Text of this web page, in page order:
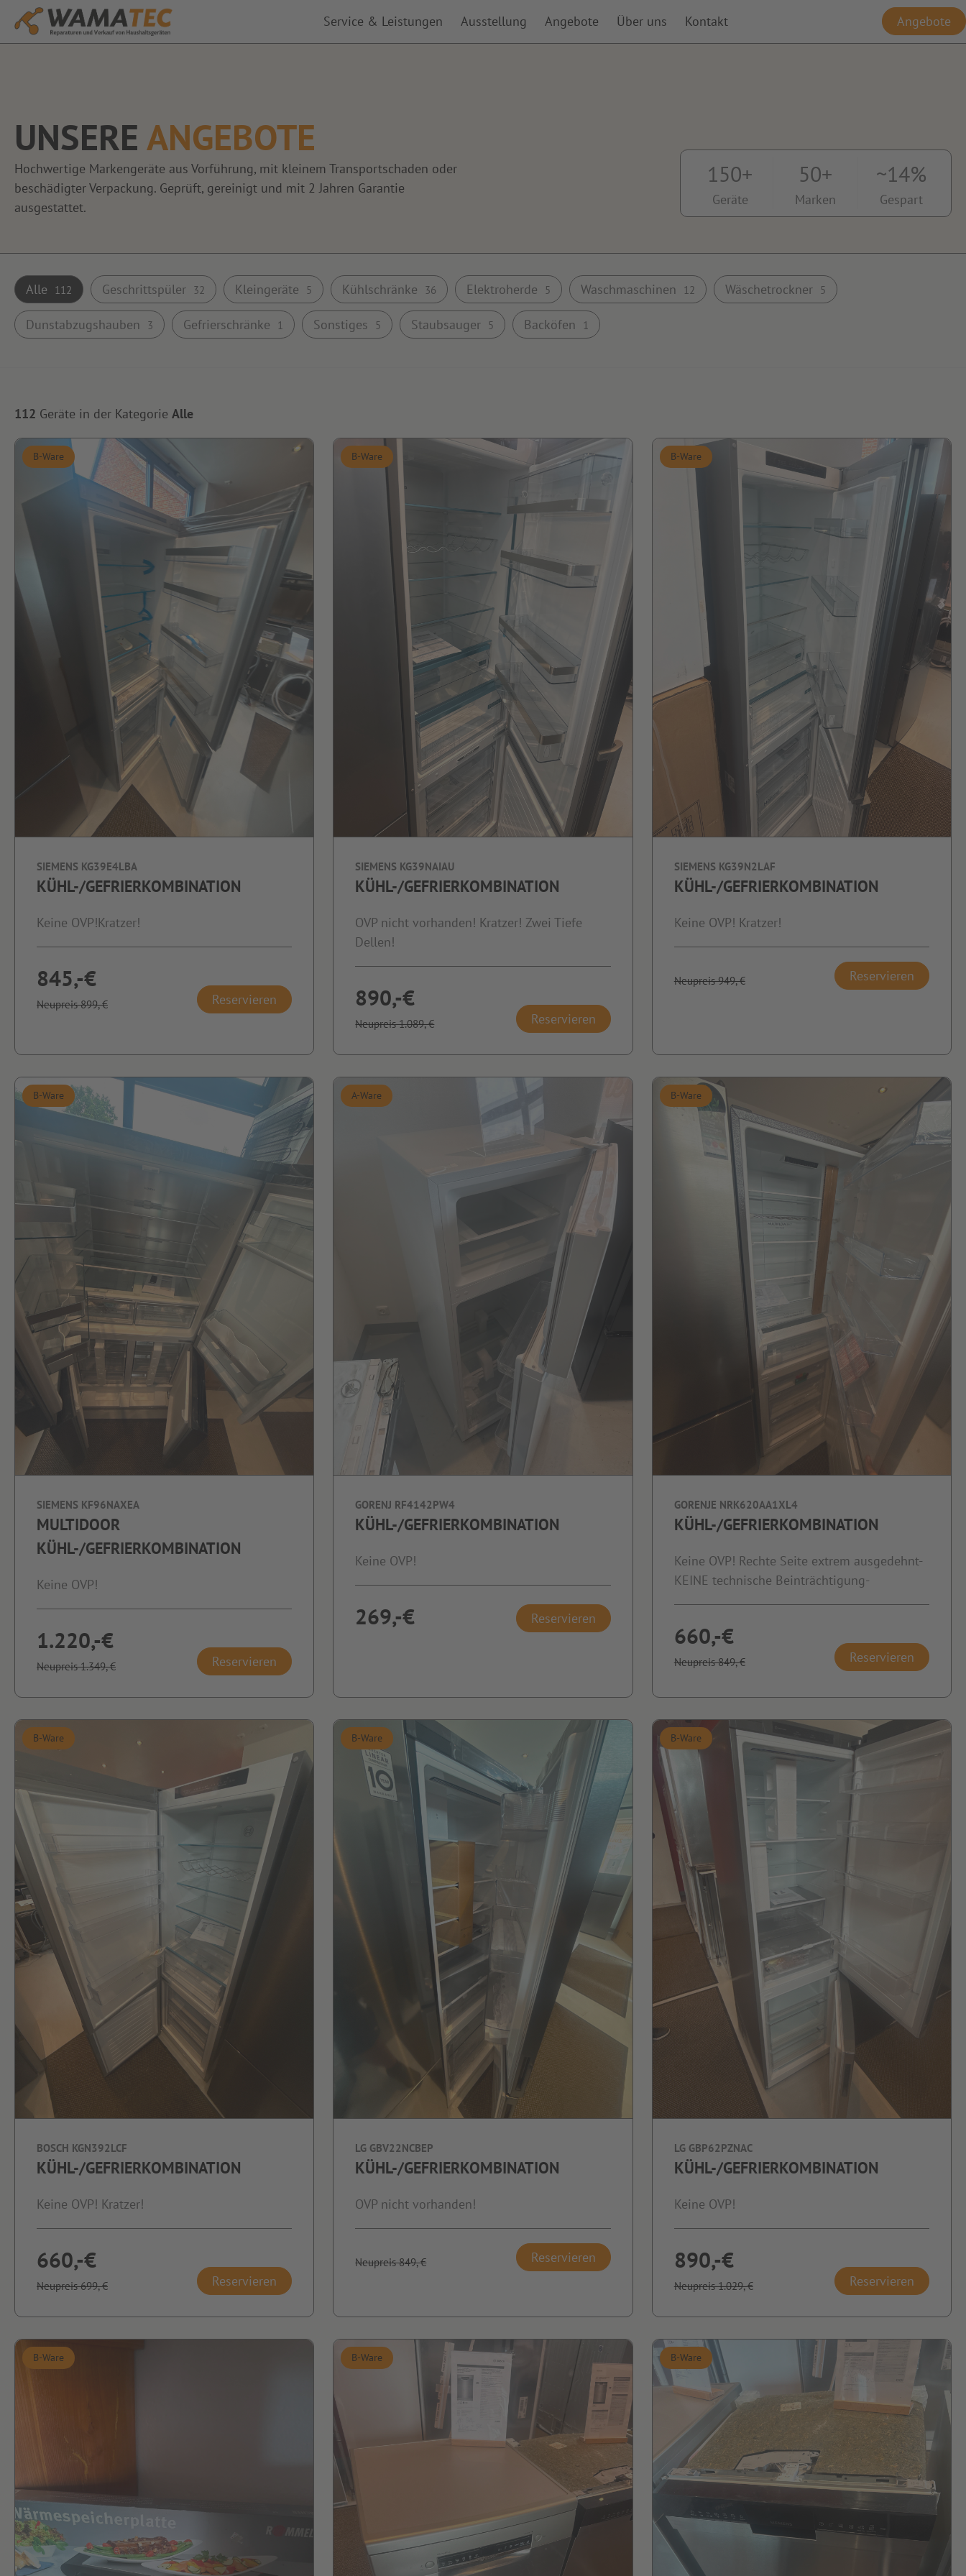
Service & Leistungen Ausstellung Angebote Über uns Kontakt Angebote
UNSERE ANGEBOTE
Hochwertige Markengeräte aus Vorführung, mit kleinem Transportschaden oder
beschädigter Verpackung. Geprüft, gereinigt und mit 2 Jahren Garantie
ausgestattet.
150+
Geräte
50+
Marken
~14%
Gespart
Alle 112 Geschrittspüler 32 Kleingeräte 5 Kühlschränke 36 Elektroherde 5 Waschmaschinen 12 Wäschetrockner 5
Dunstabzugshauben 3 Gefrierschränke 1 Sonstiges 5 Staubsauger 5 Backöfen 1
112 Geräte in der Kategorie Alle
B-Ware
SIEMENS KG39E4LBA
KÜHL-/GEFRIERKOMBINATION
Keine OVP!Kratzer!
845,-€
Neupreis 899,-€ Reservieren
B-Ware
SIEMENS KG39NAIAU
KÜHL-/GEFRIERKOMBINATION
OVP nicht vorhanden! Kratzer! Zwei Tiefe
Dellen!
890,-€
Neupreis 1.089,-€ Reservieren
B-Ware
SIEMENS KG39N2LAF
KÜHL-/GEFRIERKOMBINATION
Keine OVP! Kratzer!
Neupreis 949,-€ Reservieren
B-Ware
SIEMENS KF96NAXEA
MULTIDOOR
KÜHL-/GEFRIERKOMBINATION
Keine OVP!
1.220,-€
Neupreis 1.349,-€ Reservieren
A-Ware
GORENJ RF4142PW4
KÜHL-/GEFRIERKOMBINATION
Keine OVP!
269,-€ Reservieren
B-Ware
GORENJE NRK620AA1XL4
KÜHL-/GEFRIERKOMBINATION
Keine OVP! Rechte Seite extrem ausgedehnt-
KEINE technische Beinträchtigung-
660,-€
Neupreis 849,-€ Reservieren
B-Ware
BOSCH KGN392LCF
KÜHL-/GEFRIERKOMBINATION
Keine OVP! Kratzer!
660,-€
Neupreis 699,-€ Reservieren
B-Ware
LG GBV22NCBEP
KÜHL-/GEFRIERKOMBINATION
OVP nicht vorhanden!
Neupreis 849,-€ Reservieren
B-Ware
LG GBP62PZNAC
KÜHL-/GEFRIERKOMBINATION
Keine OVP!
890,-€
Neupreis 1.029,-€ Reservieren
B-Ware B-Ware B-Ware